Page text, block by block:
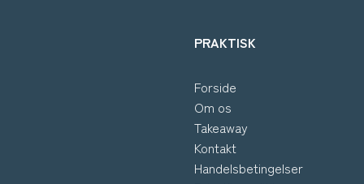
PRAKTISK
Forside
Om os
Takeaway
Kontakt
Handelsbetingelser